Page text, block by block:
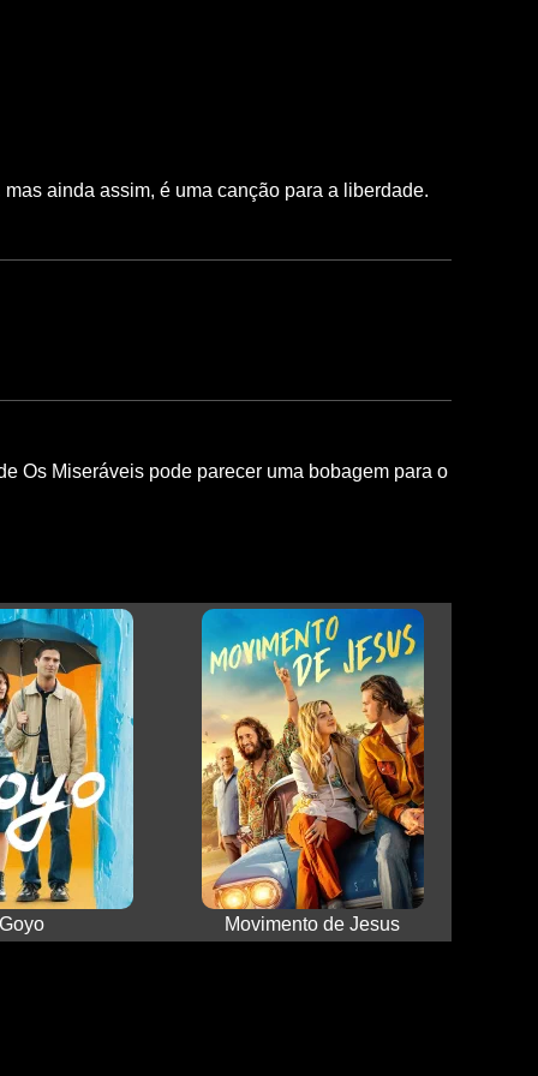
ainda assim, é uma canção para a liberdade.
Os Miseráveis pode parecer uma bobagem para o
Goyo Movimento de Jesus